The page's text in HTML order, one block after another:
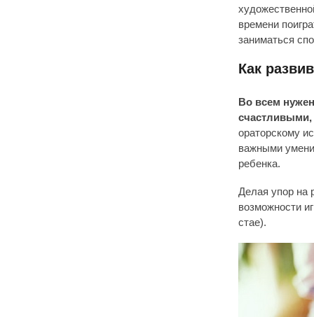
времени
заниматься
Как
Во всем
ораторскому
важными
ребенка.
Делая упор на
возможности
стае).